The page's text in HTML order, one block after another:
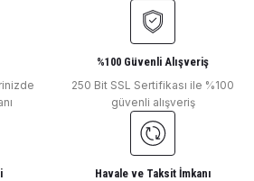
%100 Güvenli Alışveriş
250 Bit SSL Sertifikası ile %100
güvenli alışveriş
Havale ve Taksit İmkanı